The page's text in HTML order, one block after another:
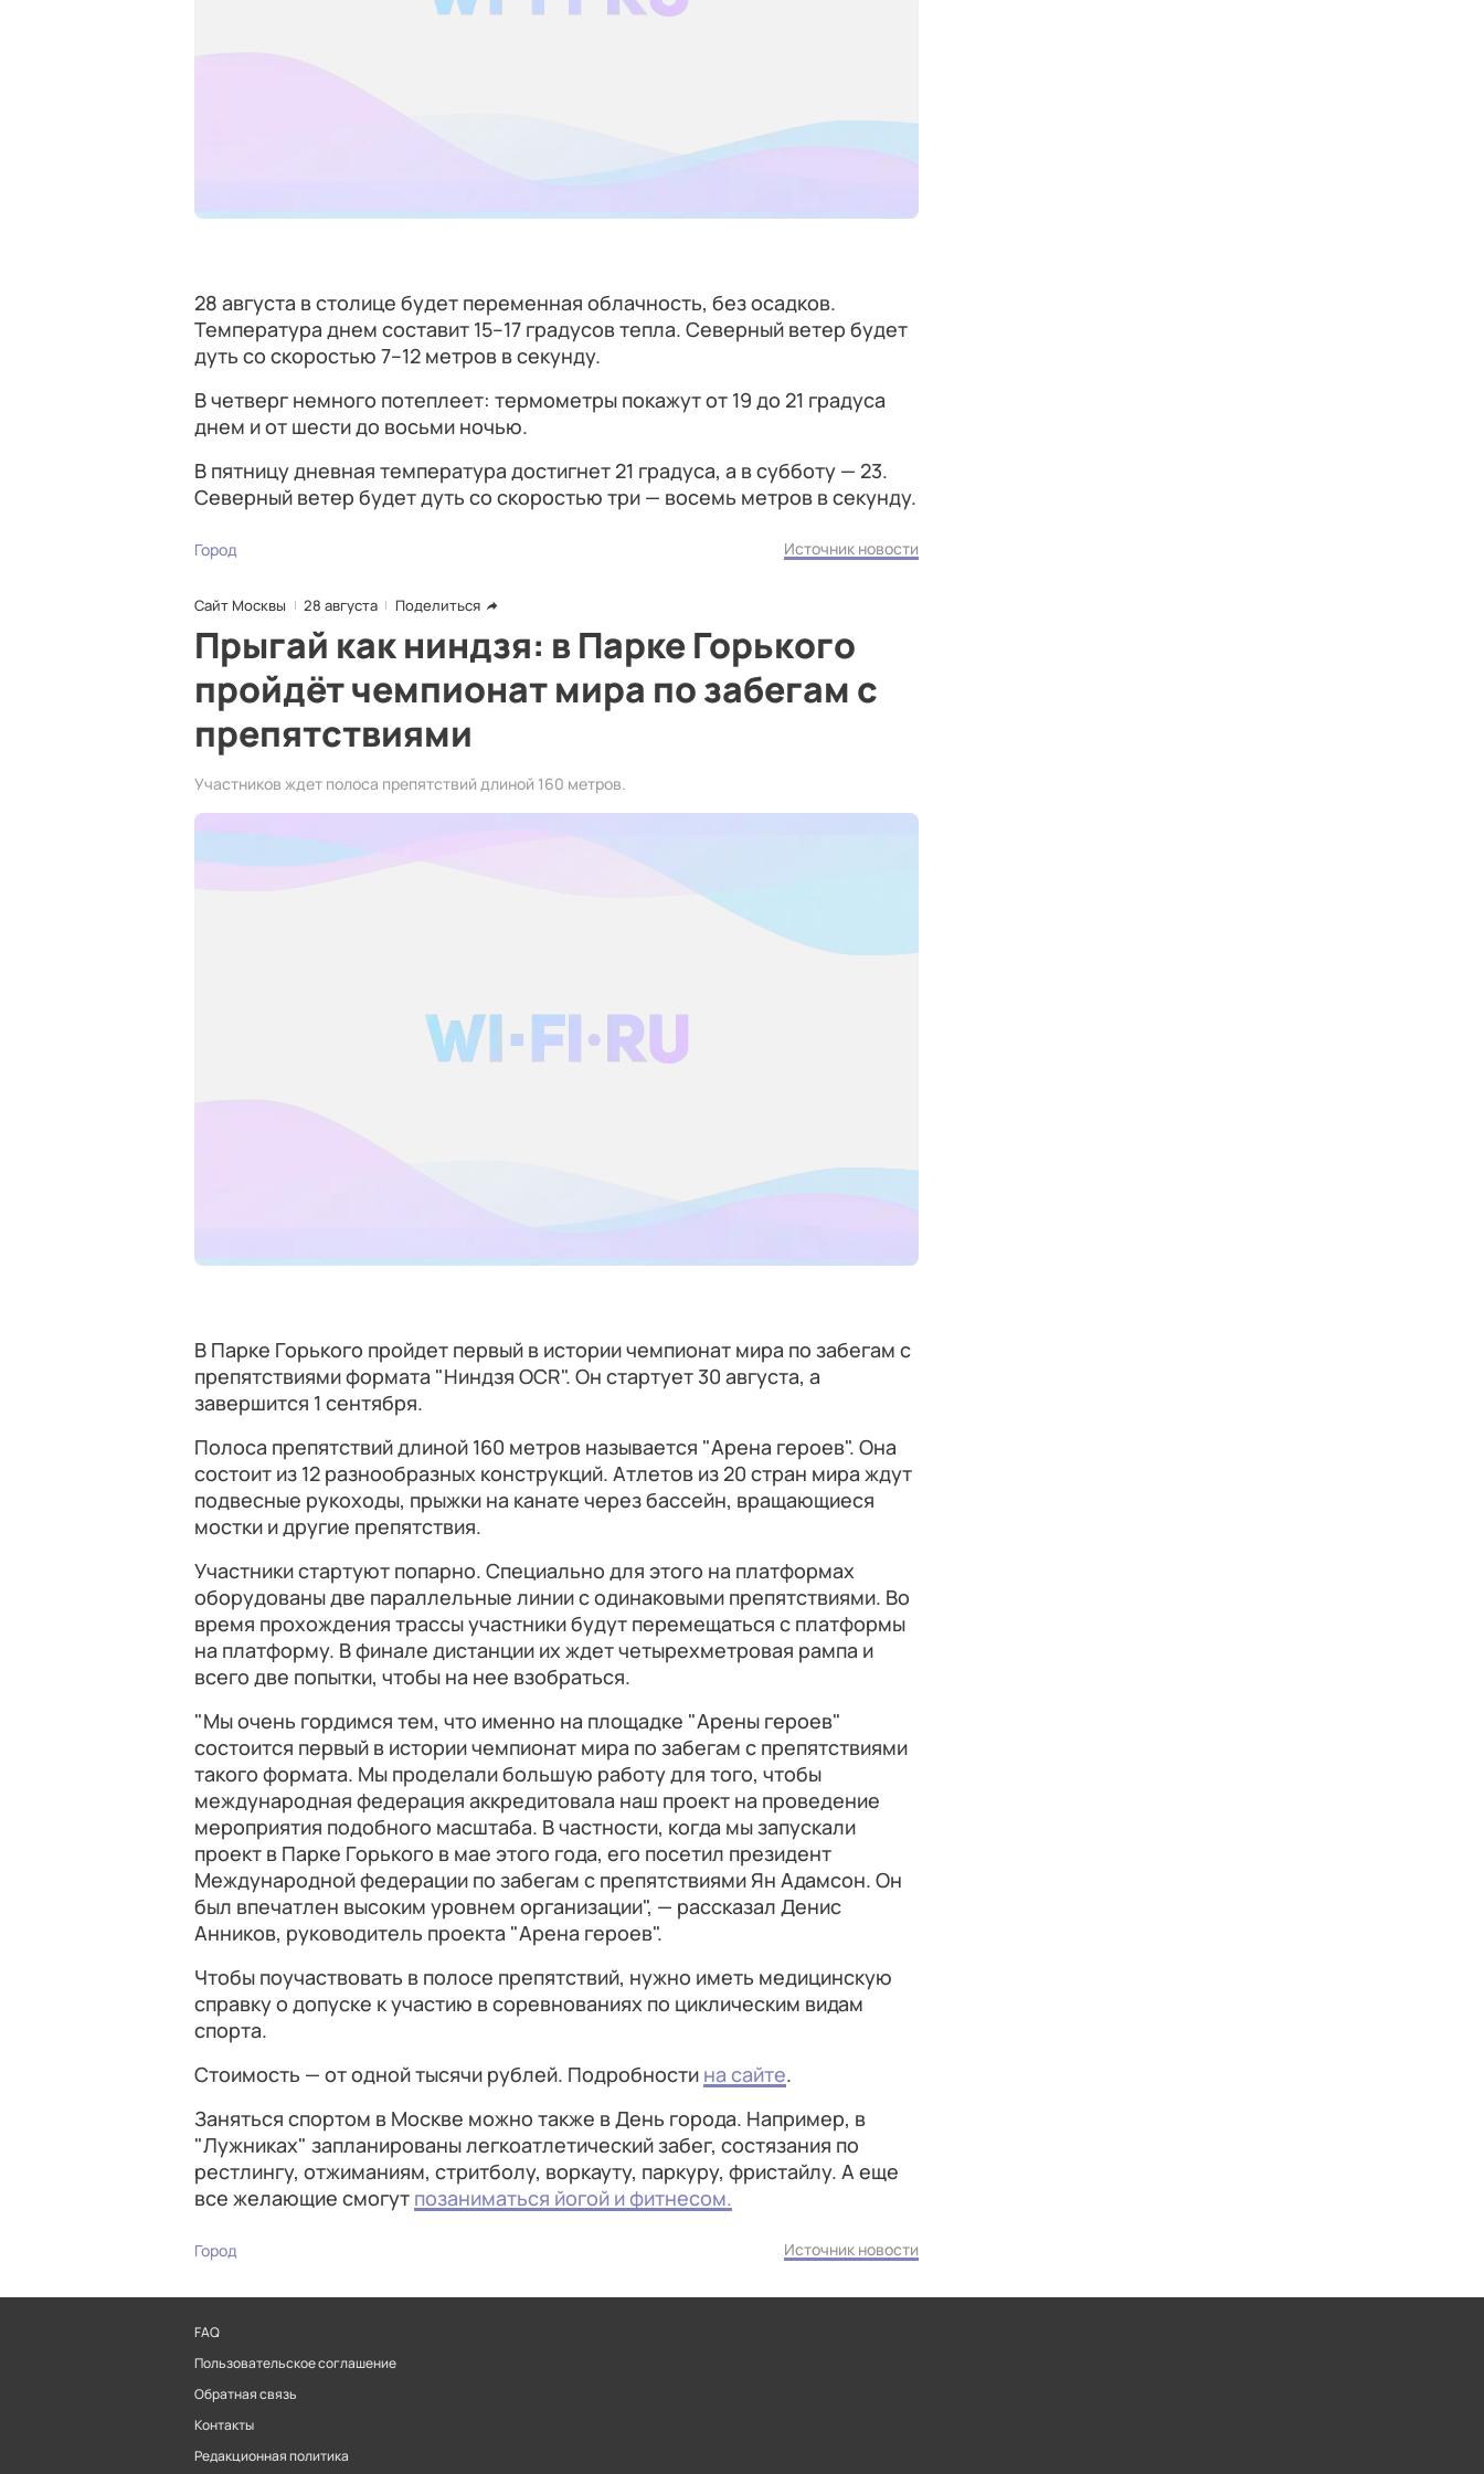
28 августа в столице будет переменная облачность, без осадков.
Температура днем составит 15–17 градусов тепла. Северный ветер будет
дуть со скоростью 7–12 метров в секунду.
В четверг немного потеплеет: термометры покажут от 19 до 21 градуса
днем и от шести до восьми ночью.
В пятницу дневная температура достигнет 21 градуса, а в субботу — 23.
Северный ветер будет дуть со скоростью три — восемь метров в секунду.
Город Источник новости
Сайт Москвы 28 августа Поделиться
Прыгай как ниндзя: в Парке Горького
пройдёт чемпионат мира по забегам с
препятствиями
Участников ждет полоса препятствий длиной 160 метров.
В Парке Горького пройдет первый в истории чемпионат мира по забегам с
препятствиями формата "Ниндзя OCR". Он стартует 30 августа, а
завершится 1 сентября.
Полоса препятствий длиной 160 метров называется "Арена героев". Она
состоит из 12 разнообразных конструкций. Атлетов из 20 стран мира ждут
подвесные рукоходы, прыжки на канате через бассейн, вращающиеся
мостки и другие препятствия.
Участники стартуют попарно. Специально для этого на платформах
оборудованы две параллельные линии с одинаковыми препятствиями. Во
время прохождения трассы участники будут перемещаться с платформы
на платформу. В финале дистанции их ждет четырехметровая рампа и
всего две попытки, чтобы на нее взобраться.
"Мы очень гордимся тем, что именно на площадке "Арены героев"
состоится первый в истории чемпионат мира по забегам с препятствиями
такого формата. Мы проделали большую работу для того, чтобы
международная федерация аккредитовала наш проект на проведение
мероприятия подобного масштаба. В частности, когда мы запускали
проект в Парке Горького в мае этого года, его посетил президент
Международной федерации по забегам с препятствиями Ян Адамсон. Он
был впечатлен высоким уровнем организации", — рассказал Денис
Анников, руководитель проекта "Арена героев".
Чтобы поучаствовать в полосе препятствий, нужно иметь медицинскую
справку о допуске к участию в соревнованиях по циклическим видам
спорта.
Стоимость — от одной тысячи рублей. Подробности на сайте.
Заняться спортом в Москве можно также в День города. Например, в
"Лужниках" запланированы легкоатлетический забег, состязания по
рестлингу, отжиманиям, стритболу, воркауту, паркуру, фристайлу. А еще
все желающие смогут позаниматься йогой и фитнесом.
Город Источник новости
FAQ
Пользовательское соглашение
Обратная связь
Контакты
Редакционная политика